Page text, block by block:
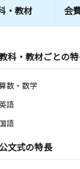
・教材 会
科・教材ごとの
数・数学
語
語
文式の特長